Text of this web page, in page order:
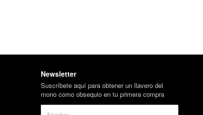
Newsletter
Suscríbete aquí para obtener un llavero del
mono como obsequio en tu primera compra